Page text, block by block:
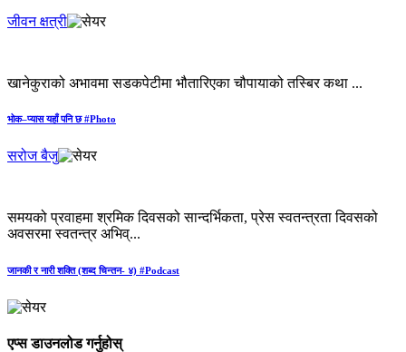
जीवन क्षत्री
खानेकुराको अभावमा सडकपेटीमा भौतारिएका चौपायाको तस्बिर कथा ...
भोक–प्यास यहाँ पनि छ #Photo
सरोज बैजु
समयको प्रवाहमा श्रमिक दिवसको सान्दर्भिकता, प्रेस स्वतन्त्रता दिवसको
अवसरमा स्वतन्त्र अभिव्...
जानकी र नारी शक्ति (शब्द चिन्तन- ४) #Podcast
एप्स डाउनलोड गर्नुहोस्